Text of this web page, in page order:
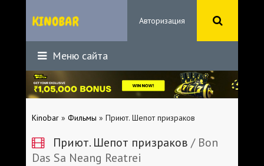
Авторизация
Меню сайта
Kinobar » Фильмы » Приют. Шепот призраков
Приют. Шепот призраков / Bon
Das Sa Neang Reatrei